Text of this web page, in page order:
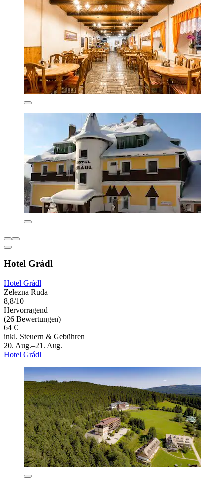
Hotel Grádl
Hotel Grádl
Zelezna Ruda
8,8/10
Hervorragend
(26 Bewertungen)
64 €
inkl. Steuern & Gebühren
20. Aug.–21. Aug.
Hotel Grádl